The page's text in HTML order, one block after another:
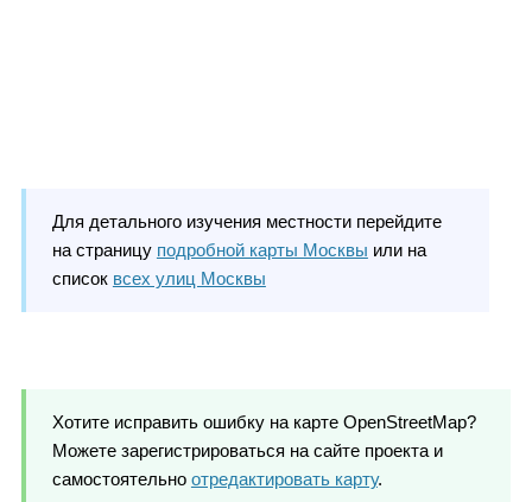
Для детального изучения местности перейдите
на страницу подробной карты Москвы или на
список всех улиц Москвы
Хотите исправить ошибку на карте OpenStreetMap?
Можете зарегистрироваться на сайте проекта и
самостоятельно отредактировать карту.